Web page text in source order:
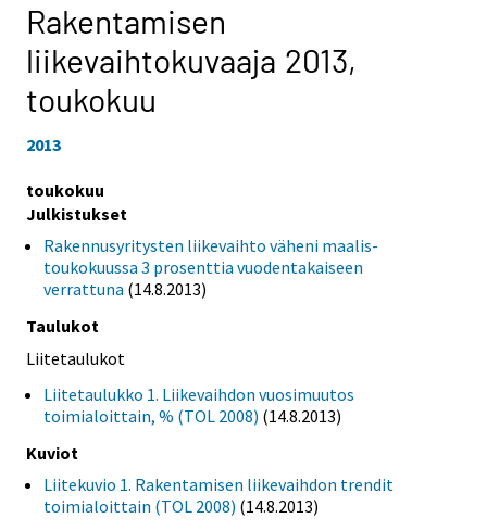
Rakentamisen
liikevaihtokuvaaja 2013,
toukokuu
2013
toukokuu
Julkistukset
Rakennusyritysten liikevaihto väheni maalis-
toukokuussa 3 prosenttia vuodentakaiseen
verrattuna (14.8.2013)
Taulukot
Liitetaulukot
Liitetaulukko 1. Liikevaihdon vuosimuutos
toimialoittain, % (TOL 2008) (14.8.2013)
Kuviot
Liitekuvio 1. Rakentamisen liikevaihdon trendit
toimialoittain (TOL 2008) (14.8.2013)